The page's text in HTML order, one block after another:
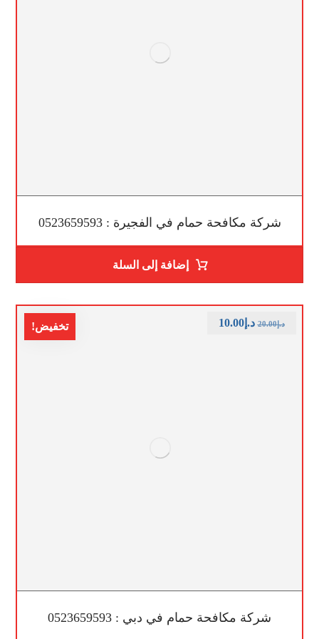
شركة مكافحة حمام في الفجيرة : 0523659593
إضافة إلى السلة
تخفيض!
شركة مكافحة حمام في دبي : 0523659593
د.إ20.00 د.إ10.00